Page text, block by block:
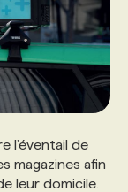
l’éventail de
magazines afin
leur domicile.